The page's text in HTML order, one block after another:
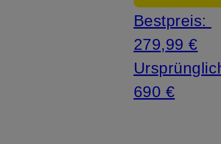
Bestpreis:
279,99 €
690 €